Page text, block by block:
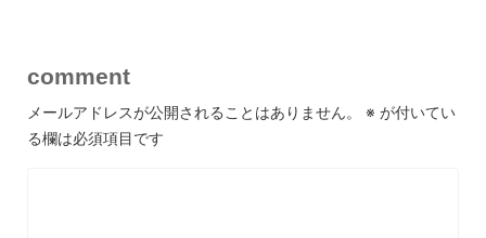
comment
メールアドレスが公開されることはありません。 ※ が付いてい
る欄は必須項目です